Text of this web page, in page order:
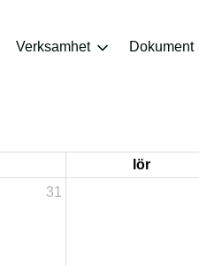
Verksamhet Dokument
lör
31